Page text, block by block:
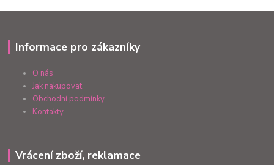
Informace pro zákazníky
O nás
Jak nakupovat
Obchodní podmínky
Kontakty
Vrácení zboží, reklamace